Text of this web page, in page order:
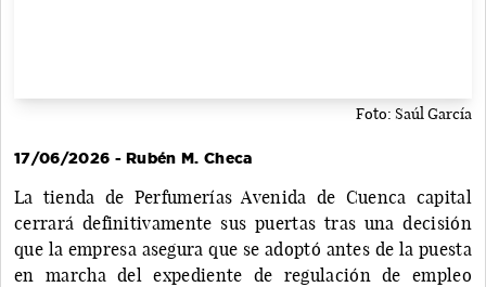
Foto: Saúl García
17/06/2026 - Rubén M. Checa
La tienda de Perfumerías Avenida de Cuenca capital
cerrará definitivamente sus puertas tras una decisión
que la empresa asegura que se adoptó antes de la puesta
en marcha del expediente de regulación de empleo